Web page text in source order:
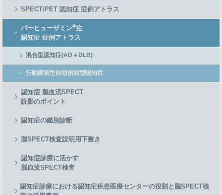
SPECT/PET 認知症 症例アトラス
パーヒューザミン®注
認知症 症例アトラス
混合型認知症(AD＋DLB)
行動障害型前頭側頭型認知症
認知症 脳血流SPECT
読影のポイント
認知症の鑑別診断
脳SPECT検査説明用下敷き
認知症診療に活かす
脳血流SPECT検査
認知症診療における認知症疾患医療センターの役割と脳SPECT検